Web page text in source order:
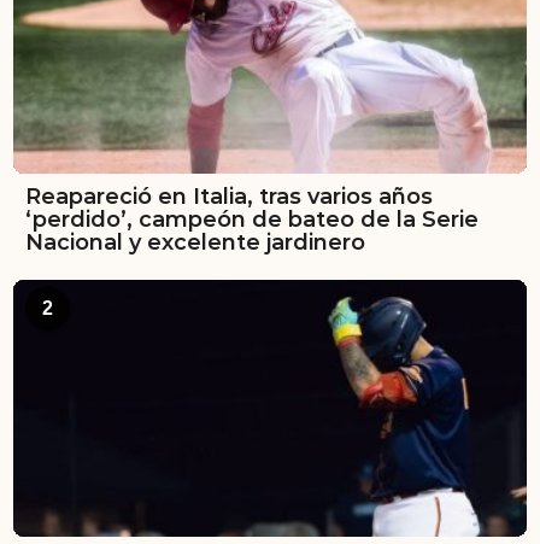
Reapareció en Italia, tras varios años
‘perdido’, campeón de bateo de la Serie
Nacional y excelente jardinero
2